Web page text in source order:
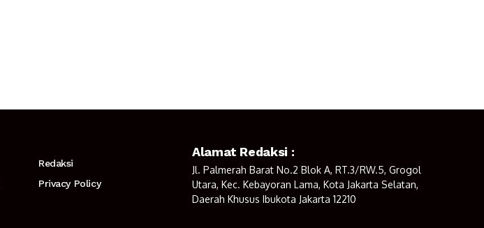
Redaksi
Privacy Policy
Alamat Redaksi :
Jl. Palmerah Barat No.2 Blok A, RT.3/RW.5, Grogol
Utara, Kec. Kebayoran Lama, Kota Jakarta Selatan,
Daerah Khusus Ibukota Jakarta 12210